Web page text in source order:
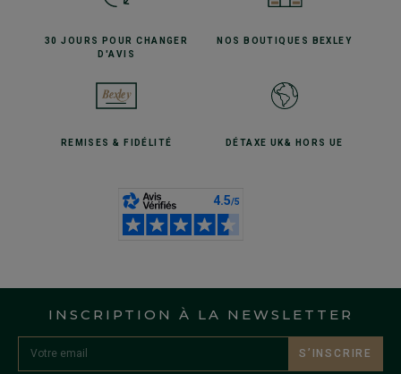
30 JOURS POURCHANGER
D'AVIS
NOS BOUTIQUES BEXLEY
REMISES& FIDÉLITÉ DÉTAXE UK& HORS UE
INSCRIPTION À LA NEWSLETTER
S’INSCRIRE